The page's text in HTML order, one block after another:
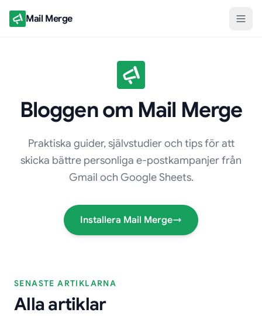
Mail Merge
Bloggen om Mail Merge
Praktiska guider, självstudier och tips för att
skicka bättre personliga e-postkampanjer från
Gmail och Google Sheets.
Installera Mail Merge
SENASTE ARTIKLARNA
Alla artiklar